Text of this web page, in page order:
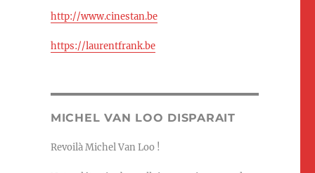
http://www.cinestan.be
https://laurentfrank.be
MICHEL VAN LOO DISPARAIT
Revoilà Michel Van Loo !